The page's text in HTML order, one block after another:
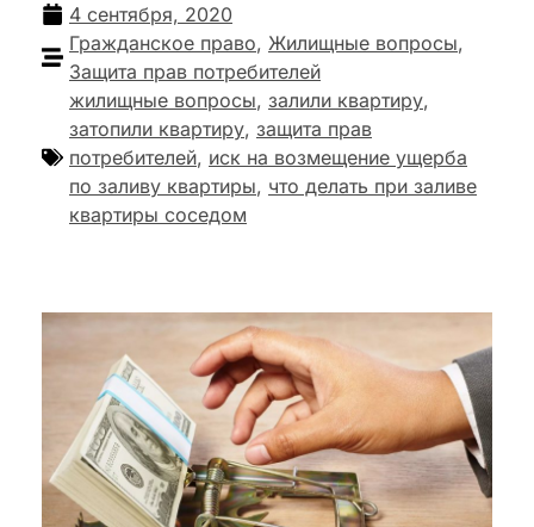
4 сентября, 2020
Гражданское право, Жилищные вопросы,
Защита прав потребителей
жилищные вопросы, залили квартиру,
затопили квартиру, защита прав
потребителей, иск на возмещение ущерба
по заливу квартиры, что делать при заливе
квартиры соседом